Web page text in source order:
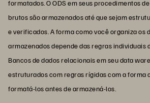
formatados. O ODS em seus procedimentos
brutos são armazenados até que sejam
e verificados. A forma como você organiza os
armazenados depende das regras individuais
Bancos de dados relacionais em seu data
estruturados com regras rígidas com a forma
formatá-los antes de armazená-los.